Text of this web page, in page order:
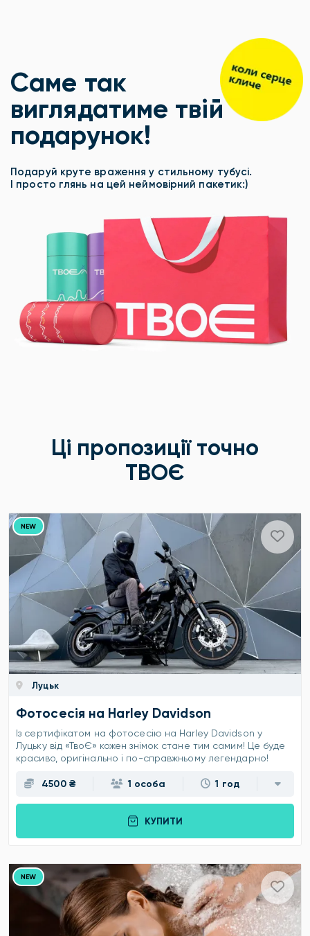
Саме так
виглядатиме твій
подарунок!
Подаруй круте враження у стильному тубусі.
І просто глянь на цей неймовірний пакетик:)
Ці пропозиції точно
ТВОЄ
NEW
Луцьк
Фотосесія на Harley Davidson
Із сертифікатом на фотосесію на Harley Davidson у
Луцьку від «ТвоЄ» кожен знімок стане тим самим! Це буде
красиво, оригінально і по-справжньому легендарно!
4500 ₴ 1 особа 1 год
КУПИТИ
NEW